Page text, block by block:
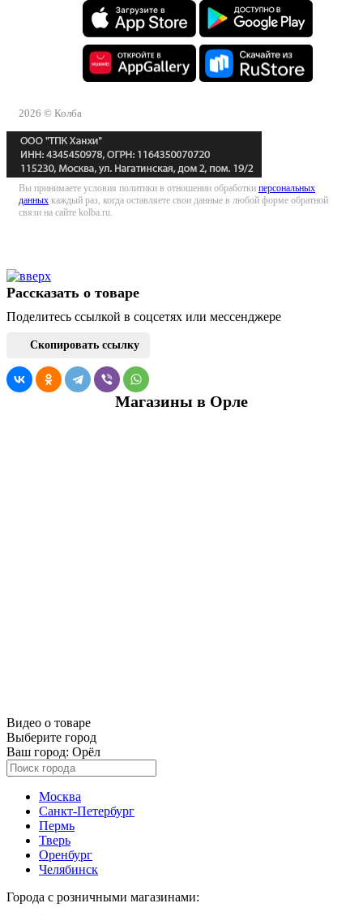
2026 © Колба
Вы принимаете условия политики в отношении обработки персональных
данных каждый раз, когда оставляете свои данные в любой форме обратной
связи на сайте kolba.ru.
Рассказать о товаре
Поделитесь ссылкой в соцсетях или мессенджере
Скопировать ссылку
Магазины в Орле
Видео о товаре
Выберите город
Ваш город: Орёл
Москва
Санкт-Петербург
Пермь
Тверь
Оренбург
Челябинск
Города с розничными магазинами: